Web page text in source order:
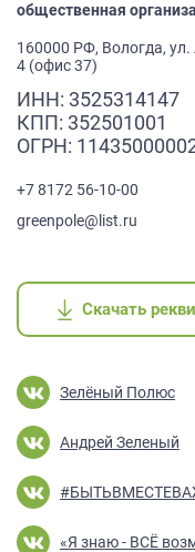
Зелёный Полюс
Андрей Зеленый
«Я знаю - ВСЁ
общественная
160000 РФ, Вологда,
4 (офис 37)
ИНН: 3525314147
КПП: 352501001
ОГРН:
+7 8172 56-10-00
greenpole@list.ru
Скачать
Скачать
Скачать
Скачать
Скачать